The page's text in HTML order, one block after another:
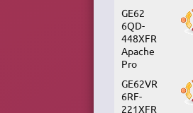
GE62
6QD-
448XFR
Apache
Pro
GE62VR
6RF-
221XFR